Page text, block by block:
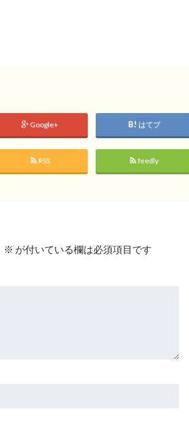
Google+ はてブ
RSS feedly
※ が付いている欄は必須項目です